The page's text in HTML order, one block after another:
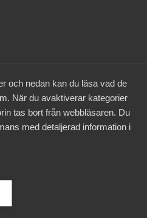
och nedan kan du läsa vad de
När du avaktiverar kategorier
tas bort från webbläsaren. Du
med detaljerad information i
som har rätt
en myndighet,
och granskas
Sveriges Ingenjörer
har uppfattat
behövs nu, inte